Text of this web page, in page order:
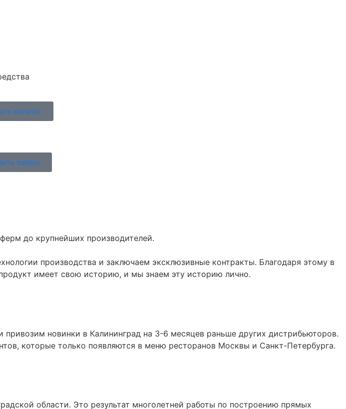
каталог
заявку
до крупнейших производителей.
производства и заключаем эксклюзивные контракты. Благодаря этому в
имеет свою историю, и мы знаем эту историю лично.
новинки в Калининград на 3-6 месяцев раньше других дистрибьюторов.
которые только появляются в меню ресторанов Москвы и Санкт-Петербурга.
области. Это результат многолетней работы по построению прямых